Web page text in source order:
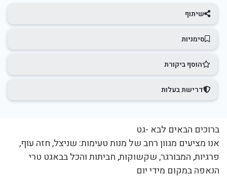
שיתוף
סימניות
הוסף ביקורת
דרישת בעלות
ברוכים הבאים לבא -גט
אנו מציעים מגוון רחב של מנות טעימות: שניצל, חזה עוף,
פרגיות, המבורגר, שקשוקות, חביתות והכל בבאגט טרי
הנאפה במקום מידי יום